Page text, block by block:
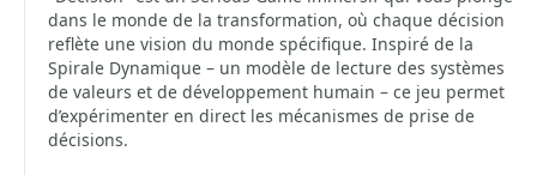
dans le monde de la transformation, où chaque décision
reflète une vision du monde spécifique. Inspiré de la
Spirale Dynamique – un modèle de lecture des systèmes
de valeurs et de développement humain – ce jeu permet
d’expérimenter en direct les mécanismes de prise de
décisions.